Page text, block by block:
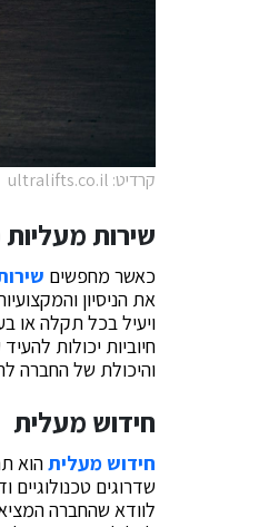
קרדיט: ultralifts.co.il
שירות
כאשר מחפשים
את הניסיון
ויעיל בכל תקלה או
חיוביות יכולות
והיכולת של החברה
חידוש מעלית
חידוש מעליתהוא
שדרוגים
לוודא שהחברה